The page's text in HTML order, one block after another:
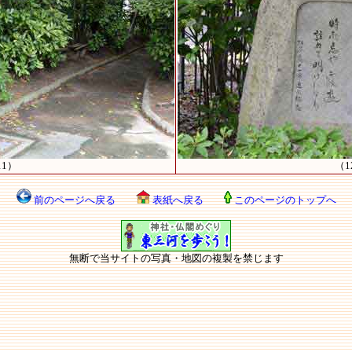
） （
前のページへ戻る 表紙へ戻る このページのトップへ
無断で当サイトの写真・地図の複製を禁じます